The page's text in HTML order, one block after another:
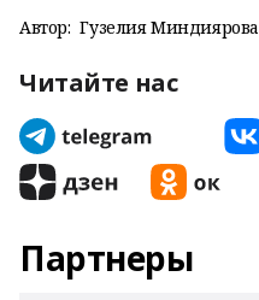
Автор: Гузелия Миндиярова
Читайте нас
Партнеры